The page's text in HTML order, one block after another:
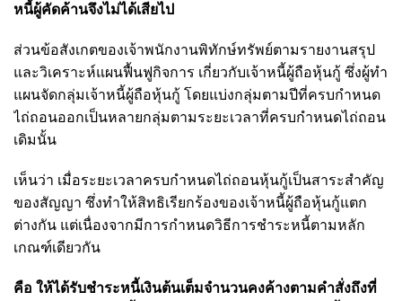
หนี้ผู้คัดค้านจึงไม่ได้เสียไป
ส่วนข้อสังเกตของเจ้าพนักงานพิทักษ์ทรัพย์ตามรายงานสรุป
และวิเคราะห์แผนฟื้นฟูกิจการ เกี่ยวกับเจ้าหนี้ผู้ถือหุ้นกู้ ซึ่งผู้ทำ
แผนจัดกลุ่มเจ้าหนี้ผู้ถือหุ้นกู้ โดยแบ่งกลุ่มตามปีที่ครบกำหนด
ไถ่ถอนออกเป็นหลายกลุ่มตามระยะเวลาที่ครบกำหนดไถ่ถอน
เดิมนั้น
เห็นว่า เมื่อระยะเวลาครบกำหนดไถ่ถอนหุ้นกู้เป็นสาระสำคัญ
ของสัญญา ซึ่งทำให้สิทธิเรียกร้องของเจ้าหนี้ผู้ถือหุ้นกู้แตก
ต่างกัน แต่เนื่องจากมีการกำหนดวิธีการชำระหนี้ตามหลัก
เกณฑ์เดียวกัน
คือ ให้ได้รับชำระหนี้เงินต้นเต็มจำนวนคงค้างตามคำสั่งถึงที่